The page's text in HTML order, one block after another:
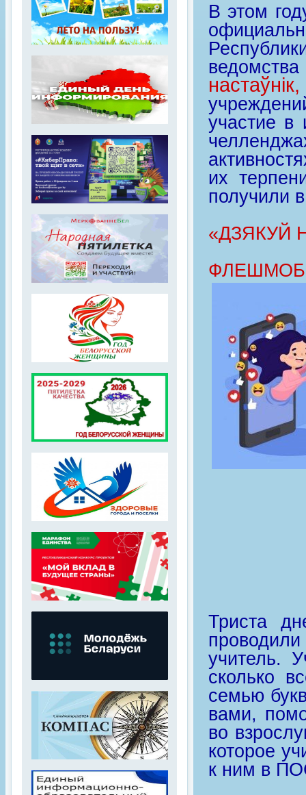
В этом
ведомства
участие в
их
получили
«ДЗЯКУЙ
ФЛЕШМОБ
Триста
учитель.
сколько
семью
вами,
во
которое
к ним в